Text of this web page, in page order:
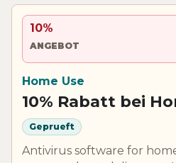
10%
ANGEBOT
Home Use
10% Rabatt bei
Geprueft
Antivirus software for